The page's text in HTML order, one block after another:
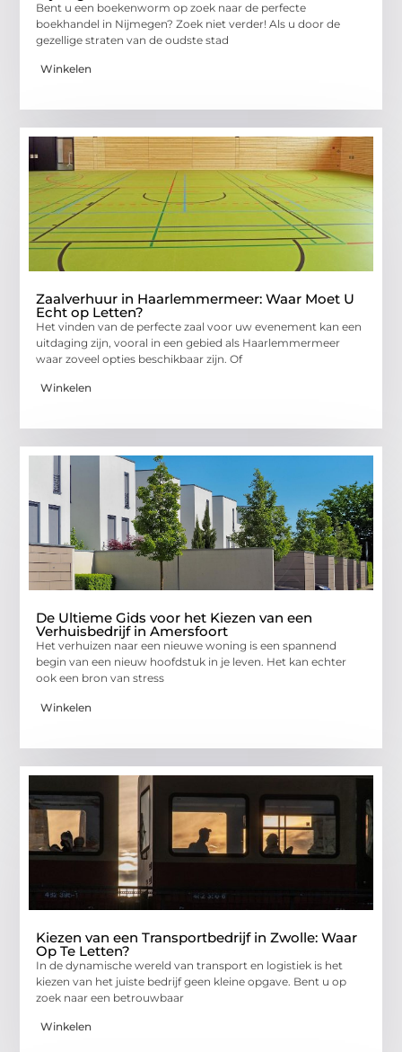
Bent u een boekenworm op zoek naar de perfecte
boekhandel in Nijmegen? Zoek niet verder! Als u door de
gezellige straten van de oudste stad
Winkelen
Zaalverhuur in Haarlemmermeer: Waar Moet U
Echt op Letten?
Het vinden van de perfecte zaal voor uw evenement kan een
uitdaging zijn, vooral in een gebied als Haarlemmermeer
waar zoveel opties beschikbaar zijn. Of
Winkelen
De Ultieme Gids voor het Kiezen van een
Verhuisbedrijf in Amersfoort
Het verhuizen naar een nieuwe woning is een spannend
begin van een nieuw hoofdstuk in je leven. Het kan echter
ook een bron van stress
Winkelen
Kiezen van een Transportbedrijf in Zwolle: Waar
Op Te Letten?
In de dynamische wereld van transport en logistiek is het
kiezen van het juiste bedrijf geen kleine opgave. Bent u op
zoek naar een betrouwbaar
Winkelen